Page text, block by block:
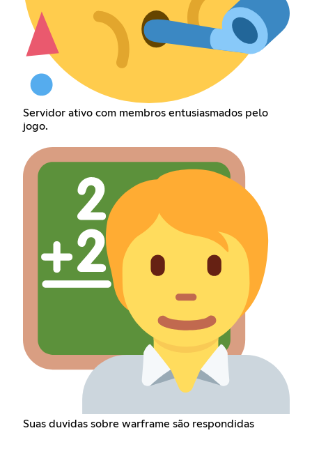
Servidor ativo com membros entusiasmados pelo
jogo.
Suas duvidas sobre warframe são respondidas